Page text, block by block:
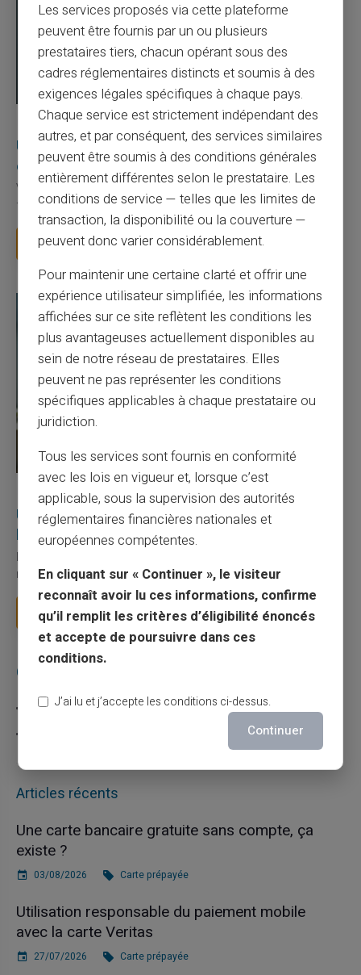
03/08/2026 Veritas Carte prépayée
Une carte bancaire gratuite sans compte, ça
existe ?
Vous avez tapé cette recherche parce que votre banque vous
facture 50 € par an pour une carte que vo...
Lire la suite
27/07/2026 Veritas Carte prépayée
Utilisation responsable du paiement mobile avec
la carte Veritas
Le paiement mobile s'est imposé dans les habitudes quotidiennes,
mais il appelle des réflexes pour é...
Lire la suite
Catégories
Carte prépayée
Articles récents
Une carte bancaire gratuite sans compte, ça
existe ?
03/08/2026 Carte prépayée
Utilisation responsable du paiement mobile
avec la carte Veritas
27/07/2026 Carte prépayée
Les services proposés via cette plateforme
peuvent être fournis par un ou plusieurs
prestataires tiers, chacun opérant sous des
cadres réglementaires distincts et soumis à des
exigences légales spécifiques à chaque pays.
Chaque service est strictement indépendant des
autres, et par conséquent, des services similaires
peuvent être soumis à des conditions générales
entièrement différentes selon le prestataire. Les
conditions de service — telles que les limites de
transaction, la disponibilité ou la couverture —
peuvent donc varier considérablement.
Pour maintenir une certaine clarté et offrir une
expérience utilisateur simplifiée, les informations
affichées sur ce site reflètent les conditions les
plus avantageuses actuellement disponibles au
sein de notre réseau de prestataires. Elles
peuvent ne pas représenter les conditions
spécifiques applicables à chaque prestataire ou
juridiction.
Tous les services sont fournis en conformité
avec les lois en vigueur et, lorsque c’est
applicable, sous la supervision des autorités
réglementaires financières nationales et
européennes compétentes.
En cliquant sur « Continuer », le visiteur
reconnaît avoir lu ces informations, confirme
qu’il remplit les critères d’éligibilité énoncés
et accepte de poursuivre dans ces
conditions.
J’ai lu et j’accepte les conditions ci-dessus.
Continuer